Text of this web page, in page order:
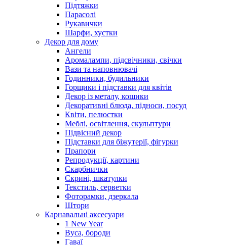
Підтяжки
Парасолі
Рукавички
Шарфи, хустки
Декор для дому
Ангели
Аромалампи, підсвічники, свічки
Вази та наповнювачі
Годинники, будильники
Горщики і підставки для квітів
Декор із металу, кошики
Декоративні блюда, підноси, посуд
Квіти, пелюстки
Меблі, освітлення, скульптури
Підвісний декор
Підставки для біжутерії, фігурки
Прапори
Репродукції, картини
Скарбнички
Скрині, шкатулки
Текстиль, серветки
Фоторамки, дзеркала
Штори
Карнавальні аксесуари
1 New Year
Вуса, бороди
Гаваї